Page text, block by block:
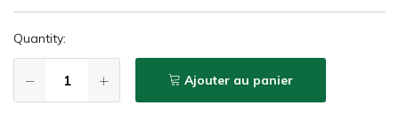
Quantity:
Ajouter au panier